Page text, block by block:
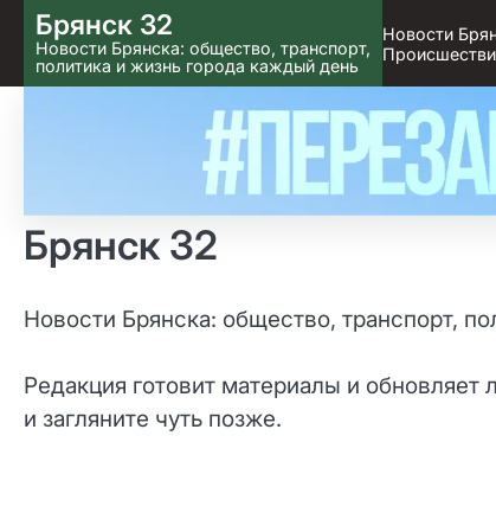
Skip
to content
Брянск 32
Новости Брянска: общество, транспорт,
политика и жизнь города каждый день
Новости
Брянск 32
Новости Брянска: общество, транспорт,
Редакция готовит материалы и
и загляните чуть позже.